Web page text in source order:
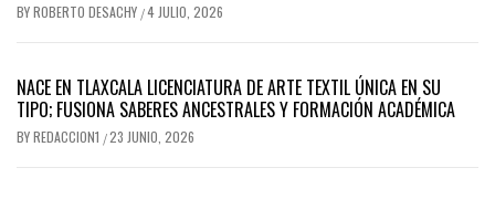
BYROBERTO DESACHY /4 JULIO, 2026
NACE EN TLAXCALA LICENCIATURA DE ARTE TEXTIL ÚNICA EN SU
TIPO; FUSIONA SABERES ANCESTRALES Y FORMACIÓN ACADÉMICA
BYREDACCION1 /23 JUNIO, 2026